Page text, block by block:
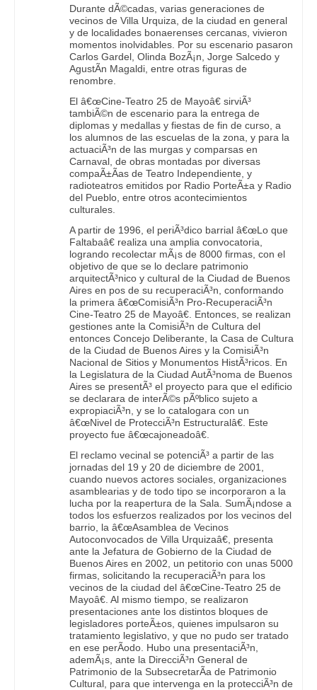
Durante dÃ©cadas, varias generaciones de
vecinos de Villa Urquiza, de la ciudad en general
y de localidades bonaerenses cercanas, vivieron
momentos inolvidables. Por su escenario pasaron
Carlos Gardel, Olinda BozÃ¡n, Jorge Salcedo y
AgustÃ­n Magaldi, entre otras figuras de
renombre.
El â€œCine-Teatro 25 de Mayoâ€ sirviÃ³
tambiÃ©n de escenario para la entrega de
diplomas y medallas y fiestas de fin de curso, a
los alumnos de las escuelas de la zona, y para la
actuaciÃ³n de las murgas y comparsas en
Carnaval, de obras montadas por diversas
compaÃ±Ã­as de Teatro Independiente, y
radioteatros emitidos por Radio PorteÃ±a y Radio
del Pueblo, entre otros acontecimientos
culturales.
A partir de 1996, el periÃ³dico barrial â€œLo que
Faltabaâ€ realiza una amplia convocatoria,
logrando recolectar mÃ¡s de 8000 firmas, con el
objetivo de que se lo declare patrimonio
arquitectÃ³nico y cultural de la Ciudad de Buenos
Aires en pos de su recuperaciÃ³n, conformando
la primera â€œComisiÃ³n Pro-RecuperaciÃ³n
Cine-Teatro 25 de Mayoâ€. Entonces, se realizan
gestiones ante la ComisiÃ³n de Cultura del
entonces Concejo Deliberante, la Casa de Cultura
de la Ciudad de Buenos Aires y la ComisiÃ³n
Nacional de Sitios y Monumentos HistÃ³ricos. En
la Legislatura de la Ciudad AutÃ³noma de Buenos
Aires se presentÃ³ el proyecto para que el edificio
se declarara de interÃ©s pÃºblico sujeto a
expropiaciÃ³n, y se lo catalogara con un
â€œNivel de ProtecciÃ³n Estructuralâ€. Este
proyecto fue â€œcajoneadoâ€.
El reclamo vecinal se potenciÃ³ a partir de las
jornadas del 19 y 20 de diciembre de 2001,
cuando nuevos actores sociales, organizaciones
asamblearias y de todo tipo se incorporaron a la
lucha por la reapertura de la Sala. SumÃ¡ndose a
todos los esfuerzos realizados por los vecinos del
barrio, la â€œAsamblea de Vecinos
Autoconvocados de Villa Urquizaâ€, presenta
ante la Jefatura de Gobierno de la Ciudad de
Buenos Aires en 2002, un petitorio con unas 5000
firmas, solicitando la recuperaciÃ³n para los
vecinos de la ciudad del â€œCine-Teatro 25 de
Mayoâ€. Al mismo tiempo, se realizaron
presentaciones ante los distintos bloques de
legisladores porteÃ±os, quienes impulsaron su
tratamiento legislativo, y que no pudo ser tratado
en ese perÃ­odo. Hubo una presentaciÃ³n,
ademÃ¡s, ante la DirecciÃ³n General de
Patrimonio de la SubsecretarÃ­a de Patrimonio
Cultural, para que intervenga en la protecciÃ³n de